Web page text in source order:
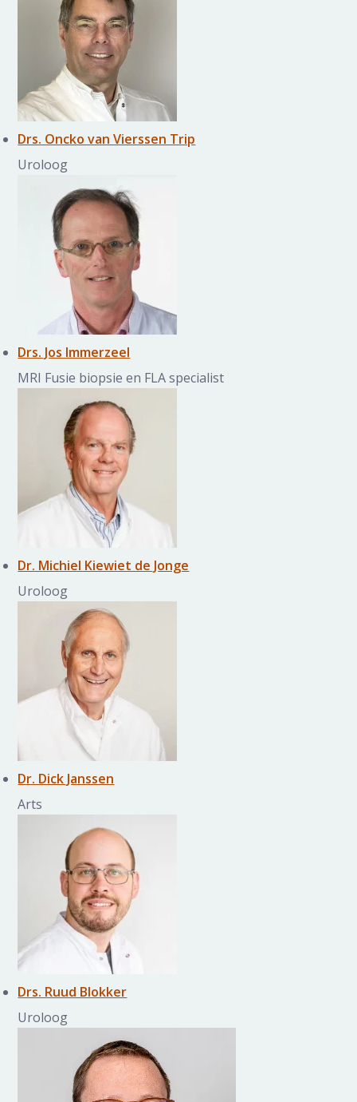
Drs. Oncko van Vierssen Trip
Uroloog
Drs. Jos Immerzeel
MRI Fusie biopsie en FLA specialist
Dr. Michiel Kiewiet de Jonge
Uroloog
Dr. Dick Janssen
Arts
Drs. Ruud Blokker
Uroloog